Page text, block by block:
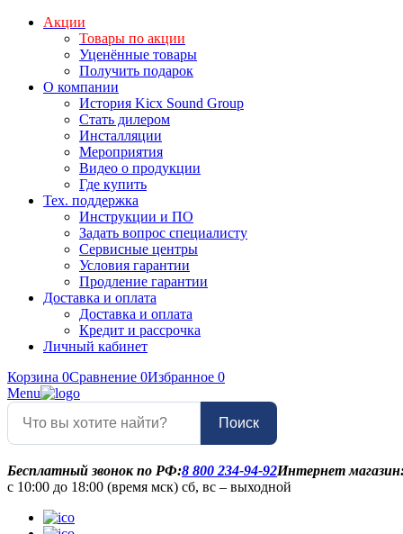
Акции
Товары по акции
Уценённые товары
Получить подарок
О компании
История Kicx Sound Group
Стать дилером
Инсталляции
Мероприятия
Видео о продукции
Где купить
Тех. поддержка
Инструкции и ПО
Задать вопрос специалисту
Сервисные центры
Условия гарантии
Продление гарантии
Доставка и оплата
Доставка и оплата
Кредит и рассрочка
Личный кабинет
Корзина 0Сравнение 0Избранное 0
Бесплатный звонок по РФ:8 800 234-94-92Интернет
с 10:00 до 18:00 (время мск) сб, вс – выходной
Menu
Поиск